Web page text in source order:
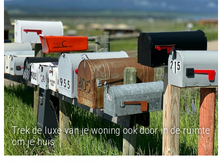
Trek de luxe van je woning ook door in de ruimte
om je huis